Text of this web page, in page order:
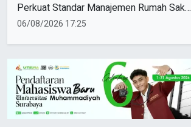
Perkuat Standar Manajemen Rumah Sakit
Syariah
06/08/2026 17:25